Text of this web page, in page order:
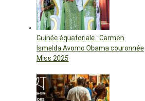
Guinée équatoriale : Carmen
Ismelda Avomo Obama couronnée
Miss 2025